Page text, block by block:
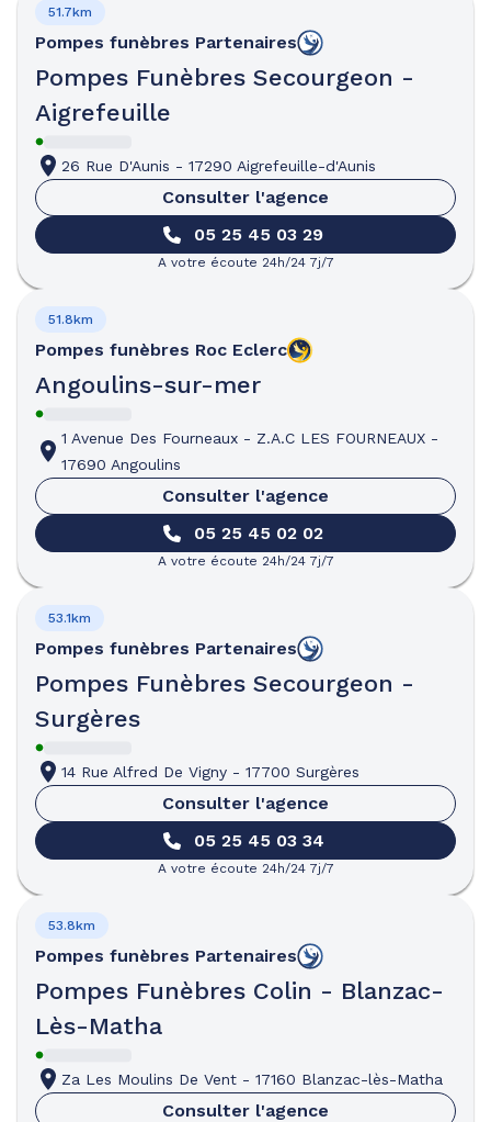
Pompes funèbres Partenaires
Pompes Funèbres Secourgeon -
Aigrefeuille
51.7km
26 Rue D'Aunis - 17290 Aigrefeuille-d'Aunis
Consulter l'agence
05 25 45 03 29
A votre écoute 24h/24 7j/7
Pompes funèbres Roc Eclerc
Angoulins-sur-mer
51.8km
1 Avenue Des Fourneaux - Z.A.C LES FOURNEAUX -
17690 Angoulins
Consulter l'agence
05 25 45 02 02
A votre écoute 24h/24 7j/7
Pompes funèbres Partenaires
Pompes Funèbres Secourgeon -
Surgères
53.1km
14 Rue Alfred De Vigny - 17700 Surgères
Consulter l'agence
05 25 45 03 34
A votre écoute 24h/24 7j/7
Pompes funèbres Partenaires
Pompes Funèbres Colin - Blanzac-
Lès-Matha
53.8km
Za Les Moulins De Vent - 17160 Blanzac-lès-Matha
Consulter l'agence